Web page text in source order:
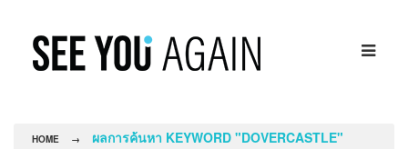
HOME → ผลการค้นหา KEYWORD "DOVERCASTLE"